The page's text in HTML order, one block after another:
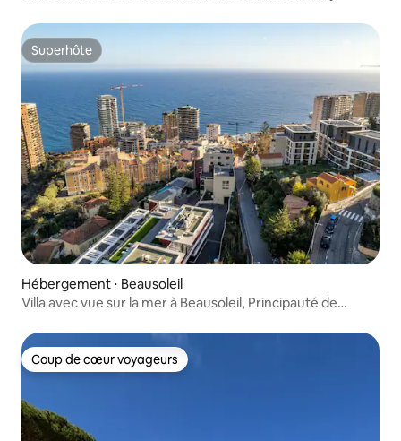
Superhôte
Superhôte
Hébergement ⋅ Beausoleil
Villa avec vue sur la mer à Beausoleil, Principauté de
Coup de cœur voyageurs
Coup de cœur voyageurs